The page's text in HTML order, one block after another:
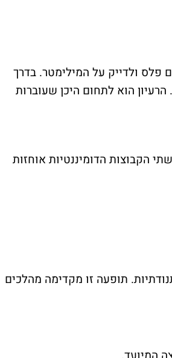
פלס ולדייק על המילימטר. בדרך
הוא לתחום היכן שעוברות
הקבוצות הדומיננטיות אוחזות
תופעה זו מקדימה מהלכים